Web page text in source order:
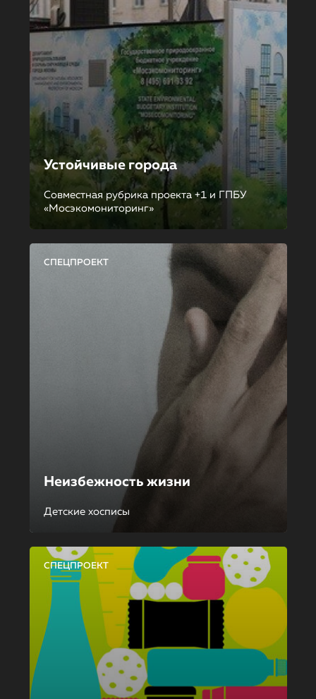
Устойчивые города
Совместная рубрика проекта +1 и ГПБУ
«Мосэкомониторинг»
СПЕЦПРОЕКТ
Неизбежность жизни
Детские хосписы
СПЕЦПРОЕКТ